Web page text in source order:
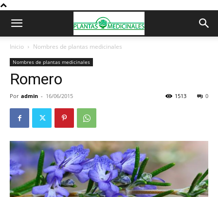
Inicio Nombres de plantas medicinales
Nombres de plantas medicinales
Romero
Por admin - 16/06/2015 0
1513